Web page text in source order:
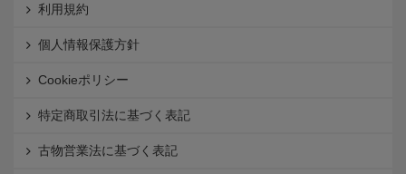
利用規約
個人情報保護方針
Cookieポリシー
特定商取引法に基づく表記
古物営業法に基づく表記